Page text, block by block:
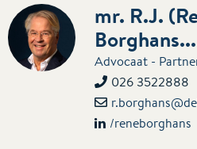
mr. R.J.
Borghans...
Advocaat -
026 3522888
/reneborghans